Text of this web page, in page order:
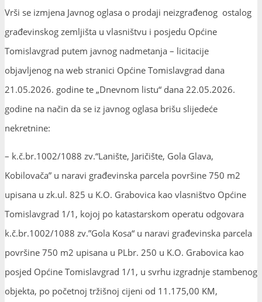
Vrši se izmjena Javnog oglasa o prodaji neizgrađenog ostalog
građevinskog zemljišta u vlasništvu i posjedu Općine
Tomislavgrad putem javnog nadmetanja – licitacije
objavljenog na web stranici Općine Tomislavgrad dana
21.05.2026. godine te „Dnevnom listu“ dana 22.05.2026.
godine na način da se iz javnog oglasa brišu slijedeće
nekretnine:
– k.č.br.1002/1088 zv.“Lanište, Jaričište, Gola Glava,
Kobilovača” u naravi građevinska parcela površine 750 m2
upisana u zk.ul. 825 u K.O. Grabovica kao vlasništvo Općine
Tomislavgrad 1/1, kojoj po katastarskom operatu odgovara
k.č.br.1002/1088 zv.”Gola Kosa“ u naravi građevinska parcela
površine 750 m2 upisana u PLbr. 250 u K.O. Grabovica kao
posjed Općine Tomislavgrad 1/1, u svrhu izgradnje stambenog
objekta, po početnoj tržišnoj cijeni od 11.175,00 KM,